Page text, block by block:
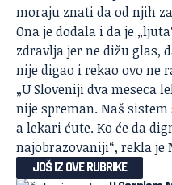
moraju znati da od njih
Ona je dodala i da je
zdravlja jer ne dižu glas,
nije digao i rekao ovo ne
„U Sloveniji dva meseca
nije spreman. Naš
a lekari ćute. Ko će da
najobrazovaniji“, rekla je
JOŠ IZ OVE RUBRIKE